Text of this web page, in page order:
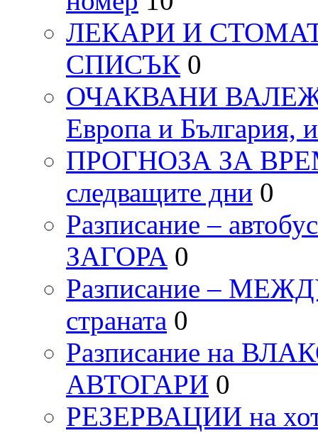
ЛЕКАРИ И
СПИСЪК 0
ОЧАКВАНИ ВАЛЕЖИ
Европа и България,
ПРОГНОЗА ЗА
следващите дни 0
Разписание –
ЗАГОРА 0
Разписание –
страната 0
Разписание на
АВТОГАРИ 0
РЕЗЕРВАЦИИ на